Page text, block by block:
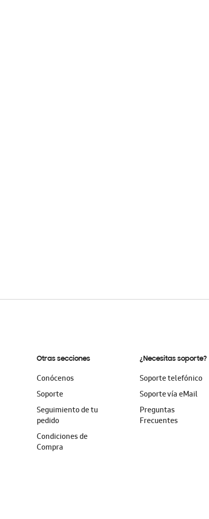
Otras secciones
Conócenos
Soporte
Seguimiento de tu
pedido
Condiciones de
Compra
¿Necesitas soporte?
Soporte telefónico
Soporte vía eMail
Preguntas
Frecuentes